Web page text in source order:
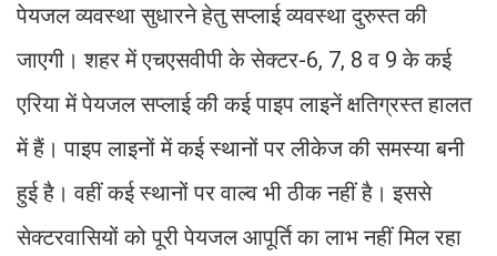
पेयजल व्यवस्था सुधारने हेतु सप्लाई व्यवस्था दुरुस्त की
जाएगी। शहर में एचएसवीपी के सेक्टर-6, 7, 8 व 9 के कई
एरिया में पेयजल सप्लाई की कई पाइप लाइनें क्षतिग्रस्त हालत
में हैं। पाइप लाइनों में कई स्थानों पर लीकेज की समस्या बनी
हुई है। वहीं कई स्थानों पर वाल्व भी ठीक नहीं है। इससे
सेक्टरवासियों को पूरी पेयजल आपूर्ति का लाभ नहीं मिल रहा